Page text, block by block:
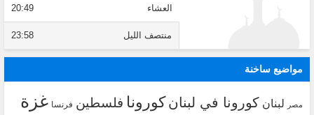
العشاء 20:49
منتصف الليل 23:58
مواضيع ساخنة
مصر لبنان كورونا في لبنانكورونا فلسطين فرنسا غزة